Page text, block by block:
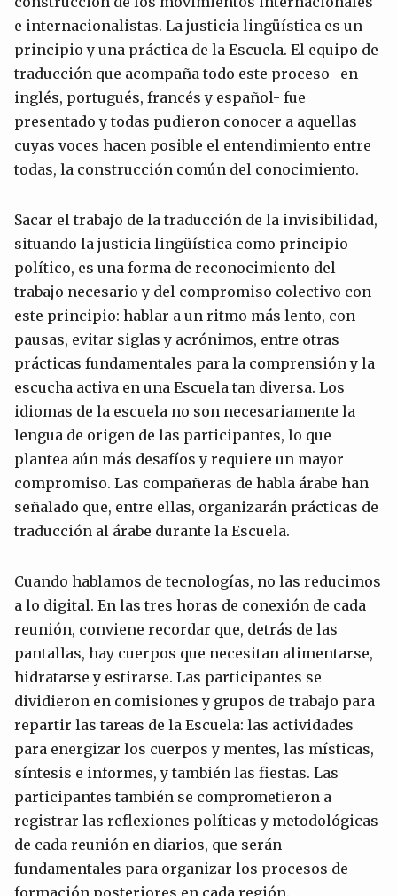
e internacionalistas. La justicia lingüística es un
principio y una práctica de la Escuela. El equipo de
traducción que acompaña todo este proceso -en
inglés, portugués, francés y español- fue
presentado y todas pudieron conocer a aquellas
cuyas voces hacen posible el entendimiento entre
todas, la construcción común del conocimiento.
Sacar el trabajo de la traducción de la invisibilidad,
situando la justicia lingüística como principio
político, es una forma de reconocimiento del
trabajo necesario y del compromiso colectivo con
este principio: hablar a un ritmo más lento, con
pausas, evitar siglas y acrónimos, entre otras
prácticas fundamentales para la comprensión y la
escucha activa en una Escuela tan diversa. Los
idiomas de la escuela no son necesariamente la
lengua de origen de las participantes, lo que
plantea aún más desafíos y requiere un mayor
compromiso. Las compañeras de habla árabe han
señalado que, entre ellas, organizarán prácticas de
traducción al árabe durante la Escuela.
Cuando hablamos de tecnologías, no las reducimos
a lo digital. En las tres horas de conexión de cada
reunión, conviene recordar que, detrás de las
pantallas, hay cuerpos que necesitan alimentarse,
hidratarse y estirarse. Las participantes se
dividieron en comisiones y grupos de trabajo para
repartir las tareas de la Escuela: las actividades
para energizar los cuerpos y mentes, las místicas,
síntesis e informes, y también las fiestas. Las
participantes también se comprometieron a
registrar las reflexiones políticas y metodológicas
de cada reunión en diarios, que serán
fundamentales para organizar los procesos de